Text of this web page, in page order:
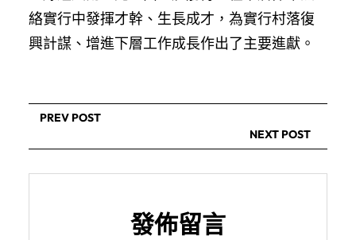
絡實行中發揮才幹、生長成才，為實行村落復
興計謀、增進下層工作成長作出了主要進獻。
PREV POST
NEXT POST
發佈留言